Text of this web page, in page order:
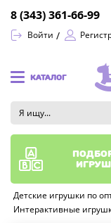
Войти
8 (343) 361-66-99
КАТАЛОГ
Детские игрушки по
Интерактивные